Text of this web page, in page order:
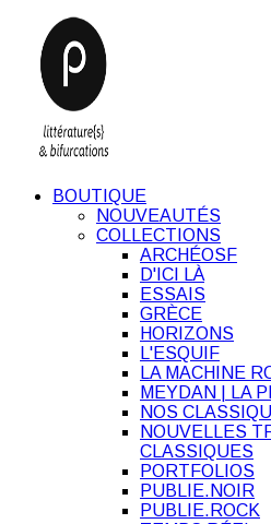
BOUTIQUE
NOUVEAUTÉS
COLLECTIONS
ARCHÉOSF
D'ICI LÀ
ESSAIS
GRÈCE
HORIZONS
L'ESQUIF
LA MACHINE
MEYDAN | LA
NOS
NOUVELLES
CLASSIQUES
PORTFOLIOS
PUBLIE.NOIR
PUBLIE.ROCK